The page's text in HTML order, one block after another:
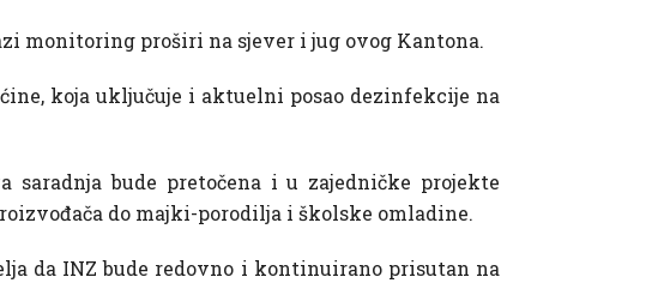
monitoring proširi na sjever i jug ovog Kantona.
koja uključuje i aktuelni posao dezinfekcije na
saradnja bude pretočena i u zajedničke projekte
do majki-porodilja i školske omladine.
da INZ bude redovno i kontinuirano prisutan na